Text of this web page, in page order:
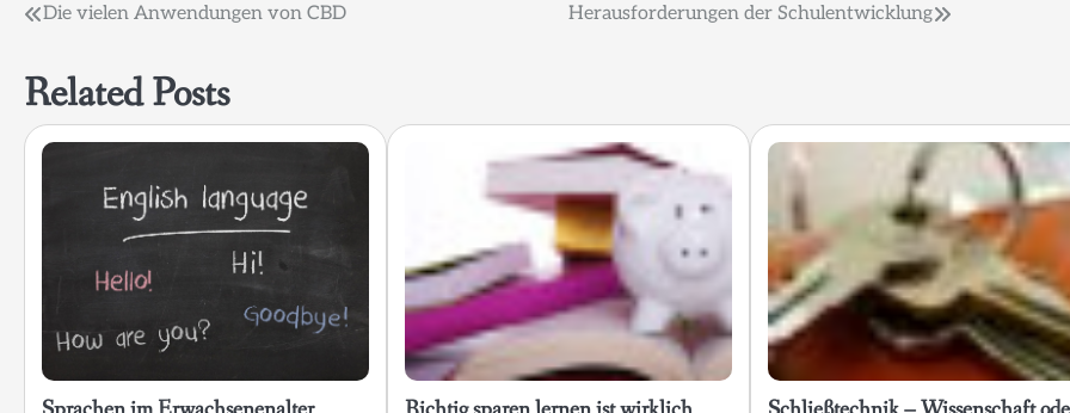
Beitragsnavigation
Die vielen Anwendungen von CBD Herausforderungen der Schulentwicklung
Related Posts